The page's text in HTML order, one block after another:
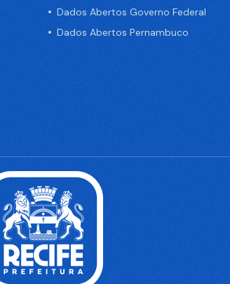
Dados Abertos Governo Federal
Dados Abertos Pernambuco